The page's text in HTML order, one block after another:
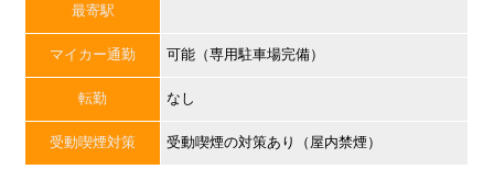
最寄駅
マイカー通勤 可能（専用駐車場完備）
転勤 なし
受動喫煙対策 受動喫煙の対策あり（屋内禁煙）